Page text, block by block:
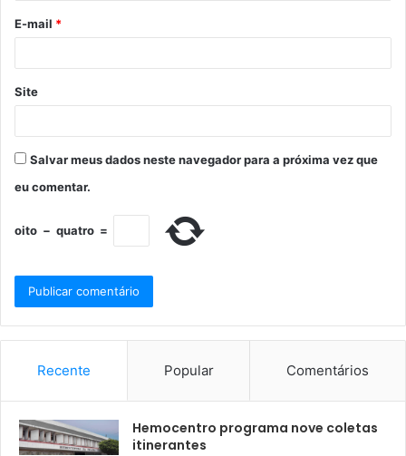
E-mail *
Site
Salvar meus dados neste navegador para a próxima vez que
eu comentar.
oito − quatro =
Recente Popular Comentários
Hemocentro programa nove coletas
itinerantes